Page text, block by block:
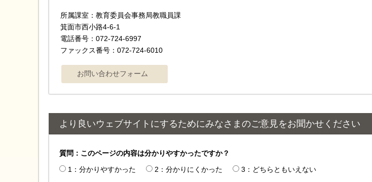
所属課室：教育委員会事務局教職員課
箕面市西小路4-6-1
電話番号：072-724-6997
ファックス番号：072-724-6010
より良いウェブサイトにするためにみなさまのご意見をお聞かせください
質問：このページの内容は分かりやすかったですか？
1：分かりやすかった
2：分かりにくかった 3：どちらともいえない